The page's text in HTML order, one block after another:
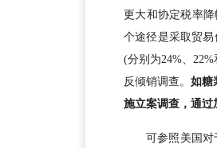
更大和协定税率
个途径是采取贸
(分别为24%、
反倾销调查。如糖
施立案调查，通过
可参照美国对